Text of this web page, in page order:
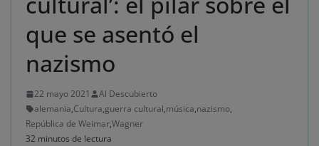
que se asentó el
nazismo
22 mayo 2021
Al Descubierto
alemania,Cultura,guerra cultural,música,nazismo,
República de Weimar,Wagner
32 minutos de lectura